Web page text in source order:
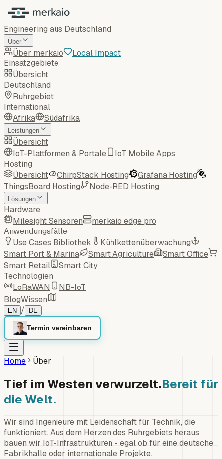
Engineering aus Deutschland
Über
Über merkaio
Local Impact
Einsatzgebiete
Übersicht
Deutschland
Ruhrgebiet
International
Afrika
Südafrika
Leistungen
Übersicht
IoT-Plattformen & Portale
IoT Mobile Apps
Hosting
Übersicht
ChirpStack Hosting
Grafana Hosting
ThingsBoard Hosting
Node-RED Hosting
Lösungen
Hardware
Milesight Sensoren
merkaio edge pro
Anwendungsfälle
Use Cases Bibliothek
Kühlkettenüberwachung
Smart Port & Marina
Smart Agriculture
Smart Office
Smart Retail
Smart City
Technologien
LoRaWAN
NB-IoT
BlogWissen
EN / DE
Termin vereinbaren
Home Über
Tief im Westen verwurzelt.Bereit für
die Welt.
Wir sind Ingenieure mit Leidenschaft für Technik, die
funktioniert. Aus dem Herzen des Ruhrgebiets heraus
bauen wir IoT-Infrastrukturen - egal ob für eine deutsche
Fabrikhalle oder internationale Projekte.